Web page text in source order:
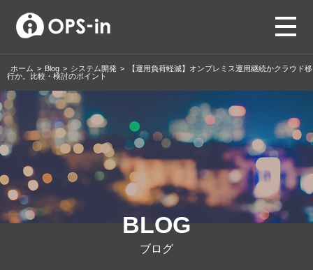
ホーム > Blog > システム開発 >
【運用負荷軽減】オンプレミス運用継続かクラウド移
行か。比較・検討のポイント
BLOG
ブログ